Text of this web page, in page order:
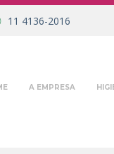
11 4136-2016
A EMPRESA